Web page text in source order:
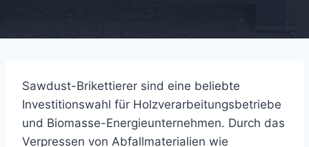
Sawdust-Brikettierer sind eine beliebte
Investitionswahl für Holzverarbeitungsbetriebe
und Biomasse-Energieunternehmen. Durch das
Verpressen von Abfallmaterialien wie